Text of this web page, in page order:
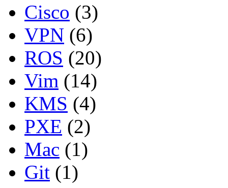
Cisco (3)
VPN (6)
ROS (20)
Vim (14)
KMS (4)
PXE (2)
Mac (1)
Git (1)